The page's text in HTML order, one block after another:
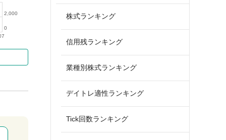
0
2,000 株式ランキング
信用残ランキング
業種別株式ランキング
デイトレ適性ランキング
Tick回数ランキング